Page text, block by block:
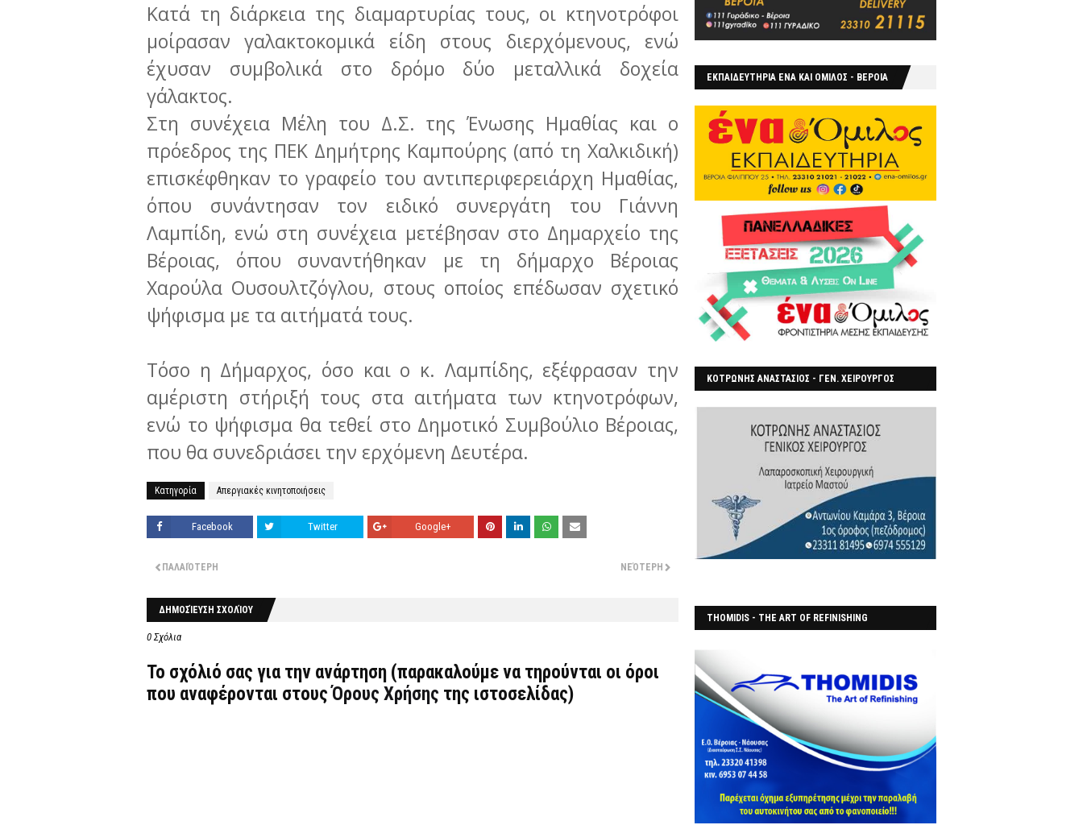
Κατά τη διάρκεια της διαμαρτυρίας τους, οι κτηνοτρόφοι
μοίρασαν γαλακτοκομικά είδη στους διερχόμενους, ενώ
έχυσαν συμβολικά στο δρόμο δύο μεταλλικά δοχεία
γάλακτος.
Στη συνέχεια Μέλη του Δ.Σ. της Ένωσης Ημαθίας και ο
πρόεδρος της ΠΕΚ Δημήτρης Καμπούρης (από τη Χαλκιδική)
επισκέφθηκαν το γραφείο του αντιπεριφερειάρχη Ημαθίας,
όπου συνάντησαν τον ειδικό συνεργάτη του Γιάννη
Λαμπίδη, ενώ στη συνέχεια μετέβησαν στο Δημαρχείο της
Βέροιας, όπου συναντήθηκαν με τη δήμαρχο Βέροιας
Χαρούλα Ουσουλτζόγλου, στους οποίος επέδωσαν σχετικό
ψήφισμα με τα αιτήματά τους.
Τόσο η Δήμαρχος, όσο και ο κ. Λαμπίδης, εξέφρασαν την
αμέριστη στήριξή τους στα αιτήματα των κτηνοτρόφων,
ενώ το ψήφισμα θα τεθεί στο Δημοτικό Συμβούλιο Βέροιας,
που θα συνεδριάσει την ερχόμενη Δευτέρα.
Κατηγορία Απεργιακές κινητοποιήσεις
Facebook Twitter Google+
ΝΕΌΤΕΡΗ
ΠΑΛΑΙΌΤΕΡΗ
ΔΗΜΟΣΊΕΥΣΗ ΣΧΟΛΊΟΥ
0 Σχόλια
Το σχόλιό σας για την ανάρτηση (παρακαλούμε να τηρούνται οι όροι
που αναφέρονται στουςΌρους Χρήσης της ιστοσελίδας)
ΕΚΠΑΙΔΕΥΤΗΡΙΑ ΕΝΑ ΚΑΙ ΟΜΙΛΟΣ - ΒΕΡΟΙΑ
ΚΟΤΡΩΝΗΣ ΑΝΑΣΤΑΣΙΟΣ - ΓΕΝ. ΧΕΙΡΟΥΡΓΟΣ
THOMIDIS - THE ART OF REFINISHING